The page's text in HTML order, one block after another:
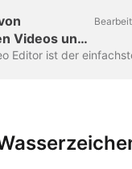
Videos und